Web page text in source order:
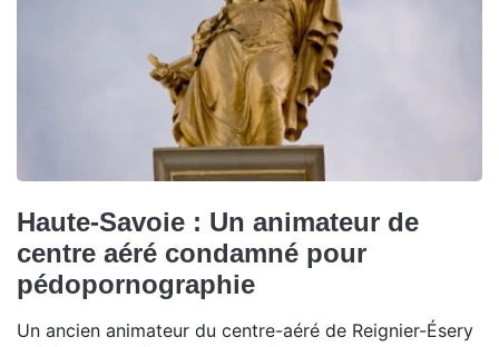
Haute-Savoie : Un animateur de
centre aéré condamné pour
pédopornographie
Un ancien animateur du centre-aéré de Reignier-Ésery